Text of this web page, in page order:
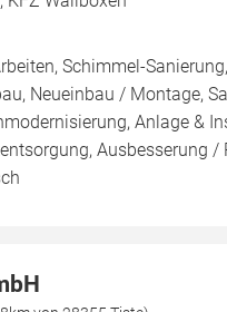
Schimmel-
Neueinbau / Montage,
Anlage &
Ausbesserung